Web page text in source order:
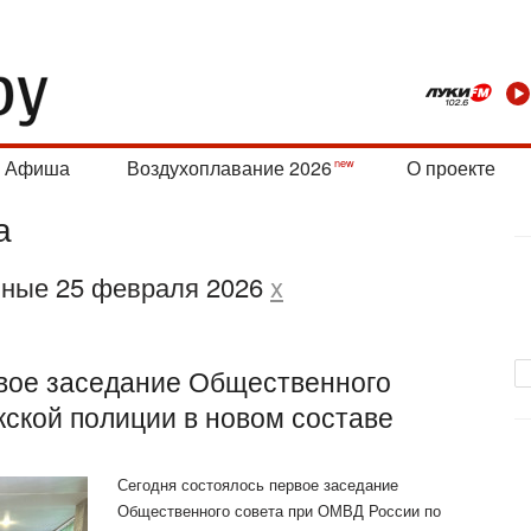
Афиша Воздухоплавание 2026 О проекте
25 февраля 2026 x
заседание Общественного
полиции в новом составе
Сегодня состоялось первое заседание
Общественного совета при ОМВД России по